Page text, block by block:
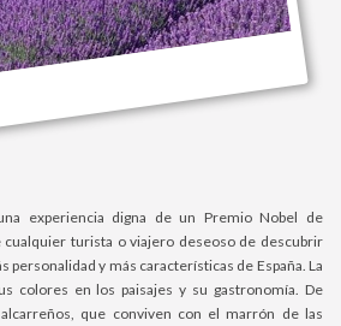
experiencia digna de un Premio Nobel de
turista o viajero deseoso de descubrir
personalidad y más características de España. La
colores en los paisajes y su gastronomía. De
que conviven con el marrón de las